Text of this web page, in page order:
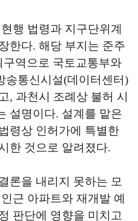
행 법령과 지구단위계
한다. 해당 부지는 준주
역으로 국토교통부와
송통신시설(데이터센터)
, 과천시 조례상 불허 시
설명이다. 설계를 맡은
령상 인허가에 특별한
한 것으로 알려졌다.
론을 내리지 못하는 모
근 아파트와 재개발 예
판단에 영향을 미치고